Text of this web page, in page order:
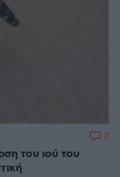
του ιού του
2